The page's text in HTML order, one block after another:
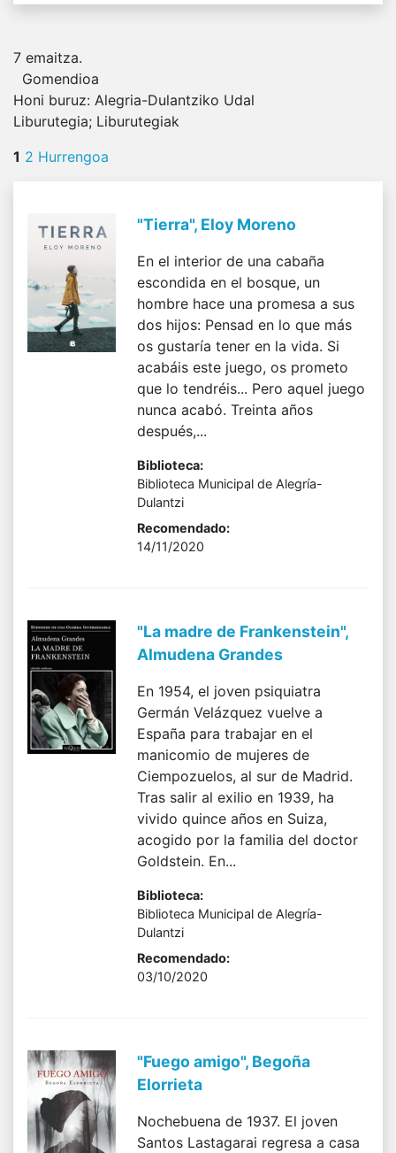
7 emaitza.
Gomendioa
Honi buruz: Alegria-Dulantziko Udal
Liburutegia; Liburutegiak
1 2 Hurrengoa
"Tierra", Eloy Moreno
En el interior de una cabaña
escondida en el bosque, un
hombre hace una promesa a sus
dos hijos: Pensad en lo que más
os gustaría tener en la vida. Si
acabáis este juego, os prometo
que lo tendréis... Pero aquel juego
nunca acabó. Treinta años
después,...
Biblioteca:
Biblioteca Municipal de Alegría-
Dulantzi
Recomendado:
14/11/2020
"La madre de Frankenstein",
Almudena Grandes
En 1954, el joven psiquiatra
Germán Velázquez vuelve a
España para trabajar en el
manicomio de mujeres de
Ciempozuelos, al sur de Madrid.
Tras salir al exilio en 1939, ha
vivido quince años en Suiza,
acogido por la familia del doctor
Goldstein. En...
Biblioteca:
Biblioteca Municipal de Alegría-
Dulantzi
Recomendado:
03/10/2020
"Fuego amigo", Begoña
Elorrieta
Nochebuena de 1937. El joven
Santos Lastagarai regresa a casa